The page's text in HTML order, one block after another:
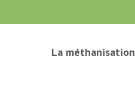
La méthanisation